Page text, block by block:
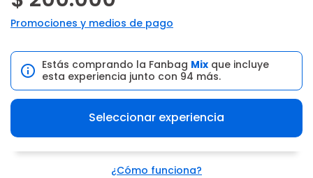
Promociones y medios de pago
Estás comprando la Fanbag Mix que incluye
esta experiencia junto con 94 más.
Seleccionar experiencia
¿Cómo funciona?